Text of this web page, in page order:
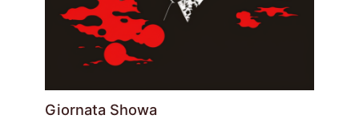
Giornata Showa